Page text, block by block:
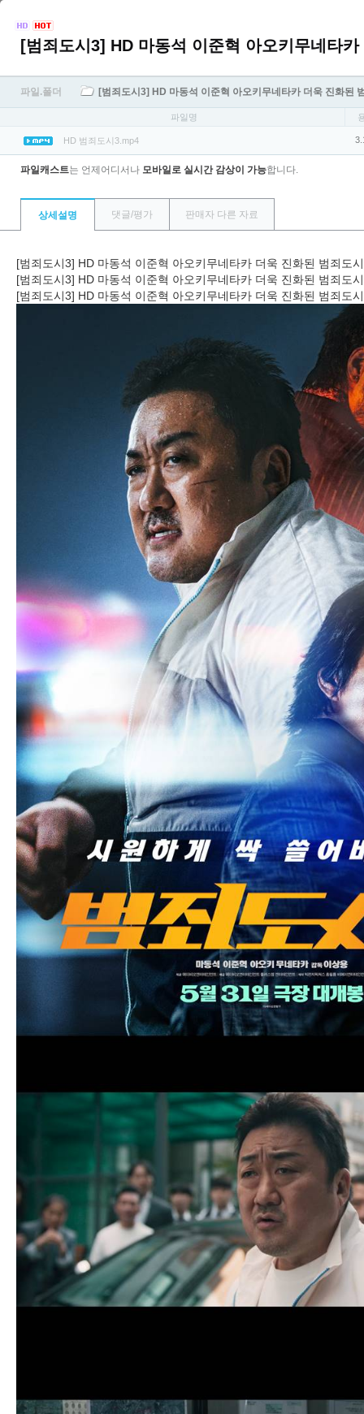
파일.폴더 [범죄도시3] HD 마동석 이준혁 아오키무네타카 더욱 진화된
파일명
HD 범죄도시3.mp4
파일캐스트는 언제어디서나 모바일로 실시간 감상이 가능합니다.
상세설명 댓글/평가 판매자 다른 자료
[범죄도시3] HD 마동석 이준혁 아오키무네타카 더욱 진화된 범죄도
[범죄도시3] HD 마동석 이준혁 아오키무네타카 더욱 진화된 범죄도
[범죄도시3] HD 마동석 이준혁 아오키무네타카 더욱 진화된 범죄도